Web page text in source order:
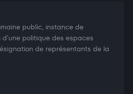
public, instance de
politique des espaces
de représentants de la